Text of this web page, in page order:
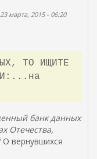
марта, 2015 - 06:20
ТО ИЩИТЕ
банк данных
Отечества,
О вернувшихся